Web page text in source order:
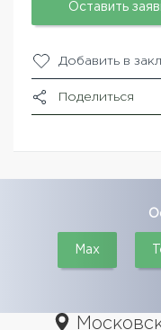
Оставить
Добавить в
Поделиться
Max